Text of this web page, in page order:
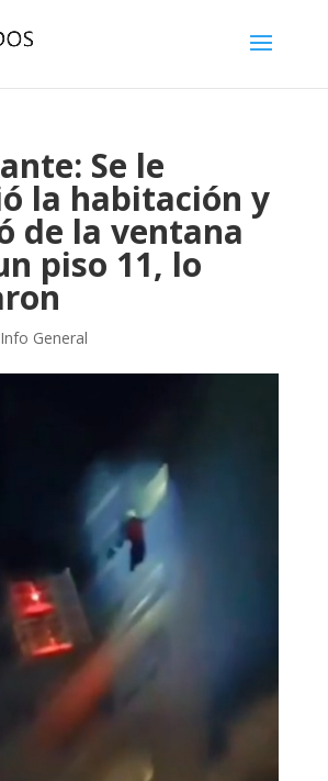
Se le
la habitación y
de la ventana
piso 11, lo
Info General